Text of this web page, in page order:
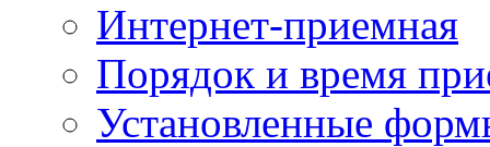
Интернет-приемная
Порядок и время
Установленные